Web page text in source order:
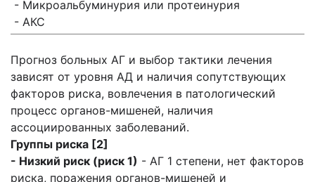
- Микроальбуминурия или протеинурия
- АКС
Прогноз больных АГ и выбор тактики лечения
зависят от уровня АД и наличия сопутствующих
факторов риска, вовлечения в патологический
процесс органов-мишеней, наличия
ассоциированных заболеваний.
Группы риска [2]
- Низкий риск (риск 1) - АГ 1 степени, нет факторов
риска, поражения органов-мишеней и